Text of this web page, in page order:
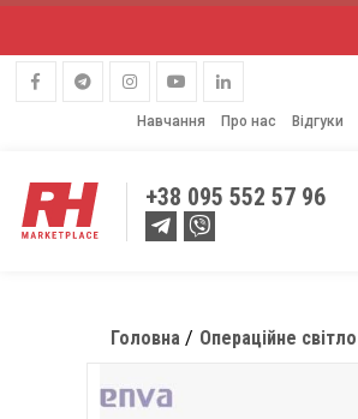
Навчання Про нас Відгуки
+38 095 552 57 96
Головна Операційне світло